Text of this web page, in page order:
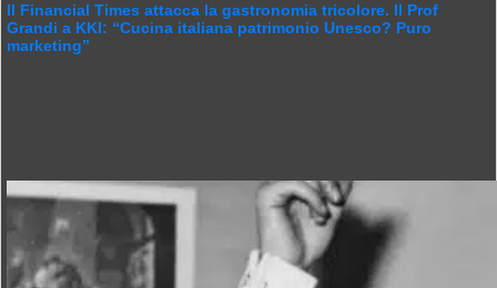
Il Financial Times attacca la gastronomia tricolore. Il Prof
Grandi a KKI: “Cucina italiana patrimonio Unesco? Puro
marketing”